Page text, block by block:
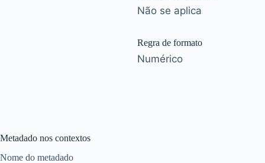
Não se aplica
Regra de formato
Numérico
Metadado nos contextos
Nome do metadado